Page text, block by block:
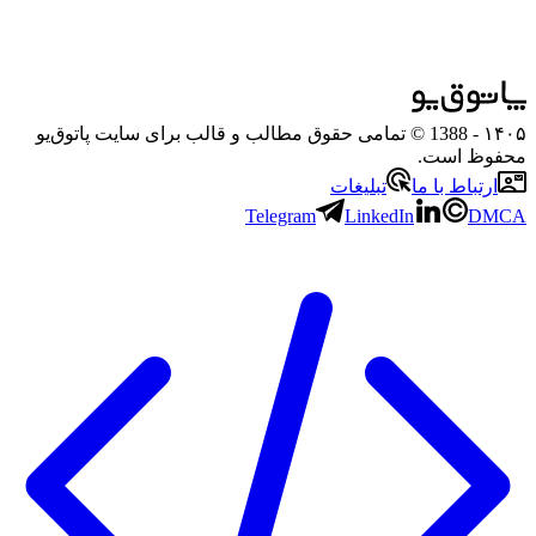
۱۴۰۵
- 1388 © تمامی حقوق مطالب و قالب برای سایت پاتوق‌یو
محفوظ است.
ارتباط با ما
تبلیغات
Telegram
LinkedIn DMCA